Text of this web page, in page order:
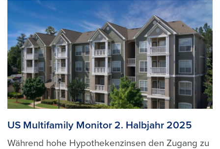
US Multifamily Monitor 2. Halbjahr 2025
Während hohe Hypothekenzinsen den Zugang zu